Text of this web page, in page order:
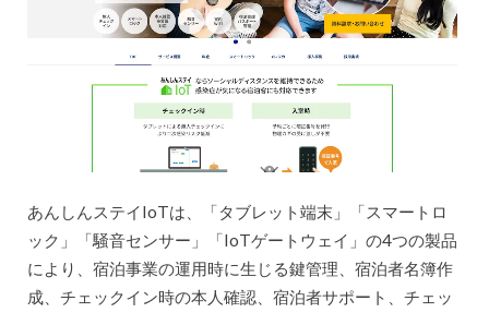
あんしんステイIoTは、「タブレット端末」「スマートロ
ック」「騒音センサー」「IoTゲートウェイ」の4つの製品
により、宿泊事業の運用時に生じる鍵管理、宿泊者名簿作
成、チェックイン時の本人確認、宿泊者サポート、チェッ